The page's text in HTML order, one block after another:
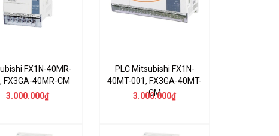
FX1N-40MR-
FX3GA-40MR-CM
3.000.000₫
PLC Mitsubishi FX1N-
40MT-001, FX3GA-40MT-
CM
3.000.000₫